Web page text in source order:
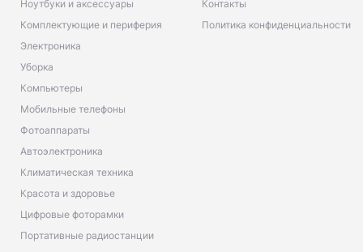
Ноутбуки и аксессуары
Комплектующие и периферия
Электроника
Уборка
Компьютеры
Мобильные телефоны
Фотоаппараты
Автоэлектроника
Климатическая техника
Красота и здоровье
Цифровые фоторамки
Портативные радиостанции
Контакты
Политика конфиденциальности